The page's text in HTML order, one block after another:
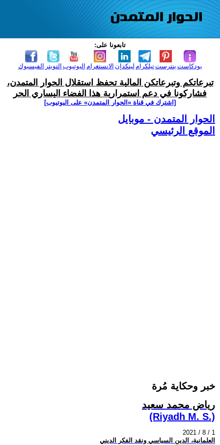
تابعونا على:
الفيسبوك التويتر اليوتيوب الانستغرام لينكدإن تيلكرامبنترست بودكاست
تبرعاتكم وتبرعاتكن المالية تحفظ استقلال الحوار المتمدن،
فشاركونا في دعم استمرارية هذا الفضاء اليساري الحر
[اشترك في قناة ‫«الحوار المتمدن» على اليوتيوب]
الحوار المتمدن - موبايل
الموقع الرئيسي
خبر وحكاية مُرة
رياض محمد سعيد
(Riyadh M. S.)
2021 / 8 / 1
العلمانية، الدين السياسي ونقد الفكر الديني